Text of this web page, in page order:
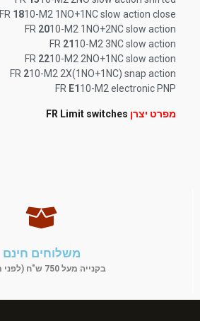
FR 1810-M2 1NO+1NC slow action close
FR 2010-M2 1NO+2NC slow action
FR 21 10-M2 3NC slow action
FR 2210-M2 2NO+1NC slow action
FR 210-M2 2X(1NO+1NC) snap action
FR E1 10-M2 electronic PNP
מפרט יצרן FR Limit switches
משלוחים חינם
בקנייה מעל 750 ש"ח (לפני מע"מ)